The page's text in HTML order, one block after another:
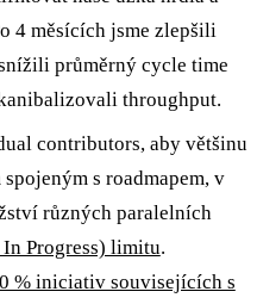
4 měsících jsme zlepšili
průměrný cycle time
throughput.
contributors, aby většinu
s roadmapem, v
různých paralelních
Progress) limitu.
% iniciativ souvisejících s